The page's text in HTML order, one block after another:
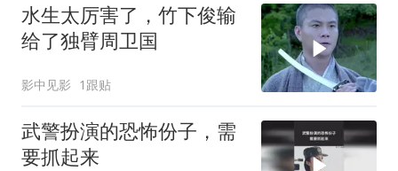
水生太厉害了，竹下俊输
给了独臂周卫国
影中见影 1跟贴
武警扮演的恐怖份子，需
要抓起来